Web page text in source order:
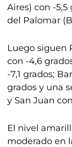
Aires) con -
del Palomar
Luego siguen
con -4,6
-7,1 grados;
grados y una
y San Juan
El nivel
moderado en